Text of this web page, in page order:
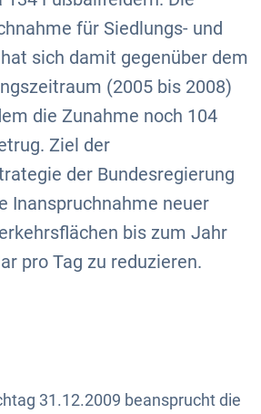
für Siedlungs- und
sich damit gegenüber dem
(2005 bis 2008)
die Zunahme noch 104
Ziel der
der Bundesregierung
Inanspruchnahme neuer
bis zum Jahr
pro Tag zu reduzieren.
31.12.2009 beansprucht die